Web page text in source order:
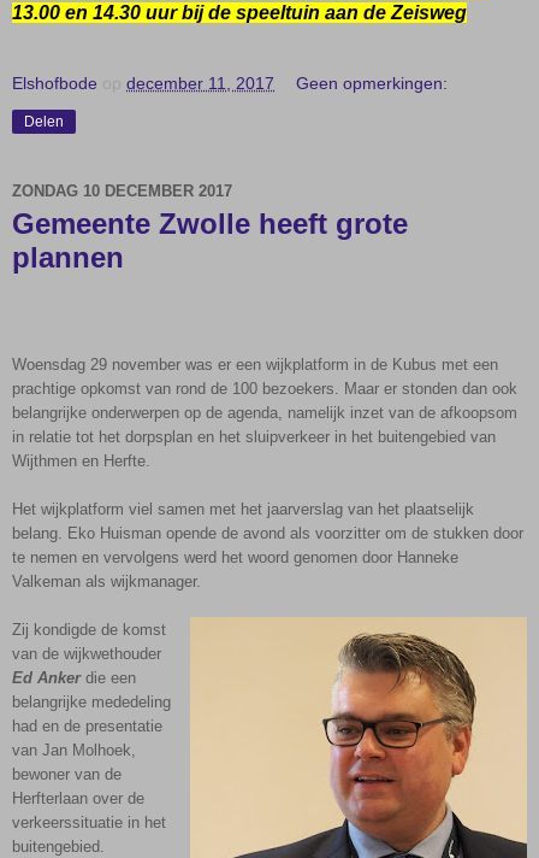
13.00 en 14.30 uur bij de speeltuin aan de Zeisweg
Elshofbode op december 11, 2017 Geen opmerkingen:
Delen
ZONDAG 10 DECEMBER 2017
Gemeente Zwolle heeft grote
plannen
Woensdag 29 november was er een wijkplatform in de Kubus met een
prachtige opkomst van rond de 100 bezoekers. Maar er stonden dan ook
belangrijke onderwerpen op de agenda, namelijk inzet van de afkoopsom
in relatie tot het dorpsplan en het sluipverkeer in het buitengebied van
Wijthmen en Herfte.
Het wijkplatform viel samen met het jaarverslag van het plaatselijk
belang. Eko Huisman opende de avond als voorzitter om de stukken door
te nemen en vervolgens werd het woord genomen door Hanneke
Valkeman als wijkmanager.
Zij kondigde de komst
van de wijkwethouder
Ed Ankerdie een
belangrijke mededeling
had en de presentatie
van Jan Molhoek,
bewoner van de
Herfterlaan over de
verkeerssituatie in het
buitengebied.